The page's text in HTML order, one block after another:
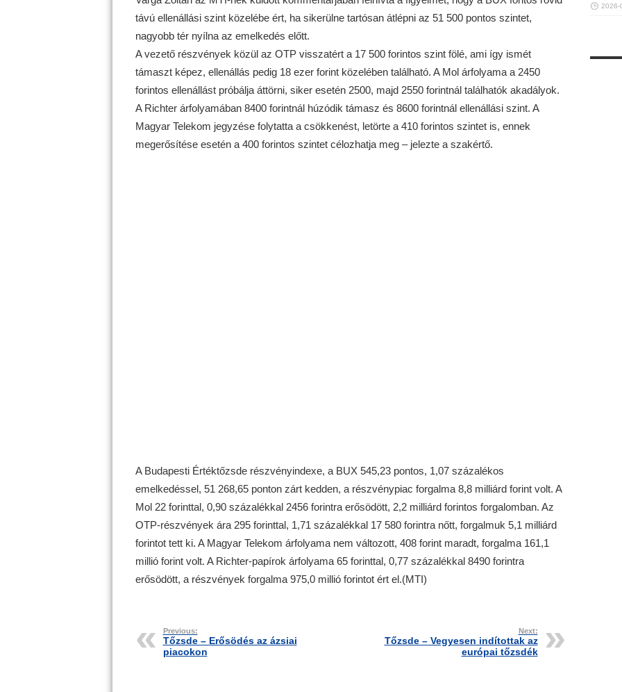
távú ellenállási szint közelébe ért, ha sikerülne tartósan átlépni az 51 500 pontos szintet,
nagyobb tér nyílna az emelkedés előtt.
A vezető részvények közül az OTP visszatért a 17 500 forintos szint fölé, ami így ismét
támaszt képez, ellenállás pedig 18 ezer forint közelében található. A Mol árfolyama a 2450
forintos ellenállást próbálja áttörni, siker esetén 2500, majd 2550 forintnál találhatók akadályok.
A Richter árfolyamában 8400 forintnál húzódik támasz és 8600 forintnál ellenállási szint. A
Magyar Telekom jegyzése folytatta a csökkenést, letörte a 410 forintos szintet is, ennek
megerősítése esetén a 400 forintos szintet célozhatja meg – jelezte a szakértő.
A Budapesti Értéktőzsde részvényindexe, a BUX 545,23 pontos, 1,07 százalékos
emelkedéssel, 51 268,65 ponton zárt kedden, a részvénypiac forgalma 8,8 milliárd forint volt. A
Mol 22 forinttal, 0,90 százalékkal 2456 forintra erősödött, 2,2 milliárd forintos forgalomban. Az
OTP-részvények ára 295 forinttal, 1,71 százalékkal 17 580 forintra nőtt, forgalmuk 5,1 milliárd
forintot tett ki. A Magyar Telekom árfolyama nem változott, 408 forint maradt, forgalma 161,1
millió forint volt. A Richter-papírok árfolyama 65 forinttal, 0,77 százalékkal 8490 forintra
erősödött, a részvények forgalma 975,0 millió forintot ért el.(MTI)
Previous:
Tőzsde – Erősödés az ázsiai
piacokon
Next:
Tőzsde – Vegyesen indítottak az
európai tőzsdék
2026-